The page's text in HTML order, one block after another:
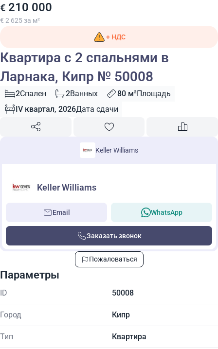
€ 210 000
€ 2 625 за м²
+ НДС
Квартира с 2 спальнями в
Ларнака, Кипр № 50008
2Спален 2Ванных 80 м²Площадь
IV квартал, 2026Дата сдачи
Keller Williams
Keller Williams
Email WhatsApp
Заказать звонок
Пожаловаться
Параметры
ID 50008
Город Кипр
Тип Квартира